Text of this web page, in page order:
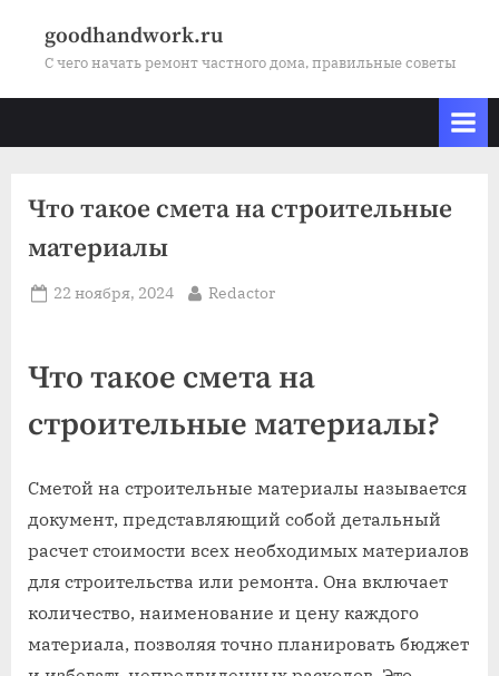
goodhandwork.ru
С чего начать ремонт частного дома, правильные советы
Что такое смета на строительные
материалы
Posted
22 ноября, 2024 By
Redactor
Что такое смета на
строительные материалы?
Сметой на строительные материалы называется
документ, представляющий собой детальный
расчет стоимости всех необходимых материалов
для строительства или ремонта. Она включает
количество, наименование и цену каждого
материала, позволяя точно планировать бюджет